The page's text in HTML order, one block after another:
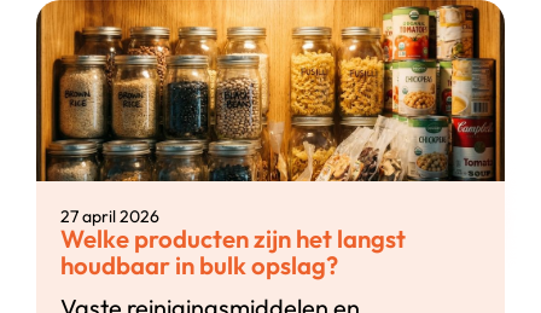
27 april 2026
Welke producten zijn het langst
houdbaar in bulk opslag?